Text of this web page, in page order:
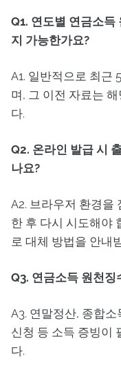
Q1. 연도별 연금소
지 가능한가요?
A1. 일반적으로 최근
며, 그 이전 자료는
다.
Q2. 온라인 발급 시
나요?
A2. 브라우저 환경을
한 후 다시 시도해야
로 대체 방법을 안내
Q3. 연금소득 원천
A3. 연말정산, 종합
신청 등 소득 증빙이
다.